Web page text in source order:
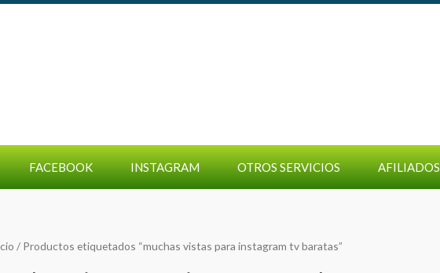
FACEBOOK INSTAGRAM OTROS SERVICIOS AFILIADOS
/ Productos etiquetados “muchas vistas para instagram tv baratas”